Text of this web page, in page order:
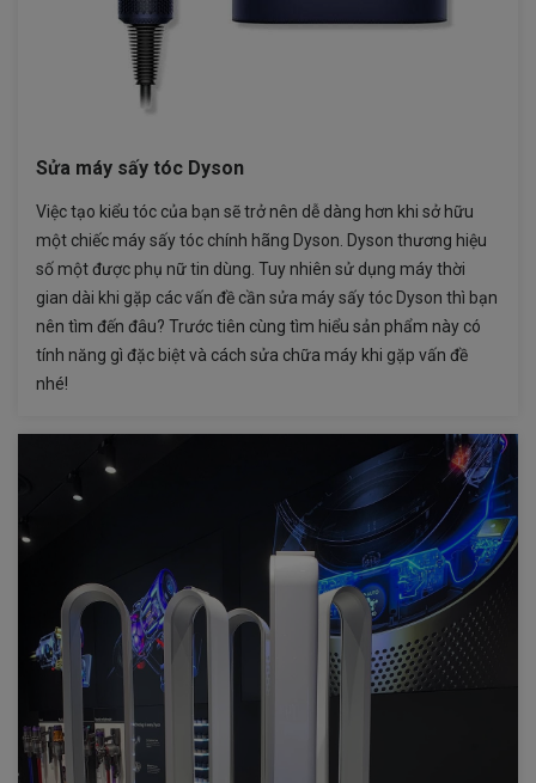
Sửa máy sấy tóc Dyson
Việc tạo kiểu tóc của bạn sẽ trở nên dễ dàng hơn khi sở hữu
một chiếc máy sấy tóc chính hãng Dyson. Dyson thương hiệu
số một được phụ nữ tin dùng. Tuy nhiên sử dụng máy thời
gian dài khi gặp các vấn đề cần sửa máy sấy tóc Dyson thì bạn
nên tìm đến đâu? Trước tiên cùng tìm hiểu sản phẩm này có
tính năng gì đặc biệt và cách sửa chữa máy khi gặp vấn đề
nhé!